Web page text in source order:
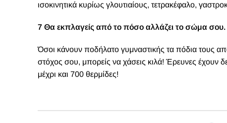
ισοκινητικά κυρίως γλουτιαίους, τετρακέφαλο,
7 Θα εκπλαγείς από το πόσο αλλάζει το σώμα σου.
Όσοι κάνουν ποδήλατο γυμναστικής τα πόδια τους
στόχος σου, μπορείς να χάσεις κιλά! Έρευνες έχουν
μέχρι και 700 θερμίδες!